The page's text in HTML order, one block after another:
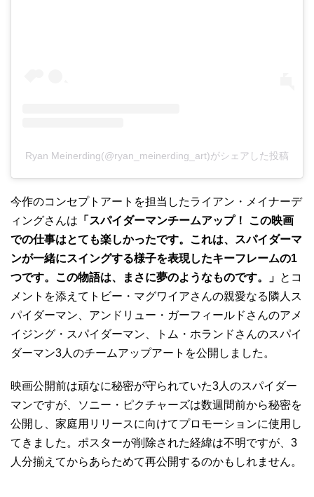
Ryan Meinerding(@ryan_meinerding_art)がシェアした投稿
今作のコンセプトアートを担当したライアン・メイナーデ
ィングさんは 「スパイダーマンチームアップ！ この映画
での仕事はとても楽しかったです。これは、スパイダーマ
ンが一緒にスイングする様子を表現したキーフレームの1
つです。この物語は、まさに夢のようなものです。」
とコ
メントを添えてトビー・マグワイアさんの親愛なる隣人ス
パイダーマン、アンドリュー・ガーフィールドさんのアメ
イジング・スパイダーマン、トム・ホランドさんのスパイ
ダーマン3人のチームアップアートを公開しました。
映画公開前は頑なに秘密が守られていた3人のスパイダー
マンですが、ソニー・ピクチャーズは数週間前から秘密を
公開し、家庭用リリースに向けてプロモーションに使用し
てきました。ポスターが削除された経緯は不明ですが、3
人分揃えてからあらためて再公開するのかもしれません。